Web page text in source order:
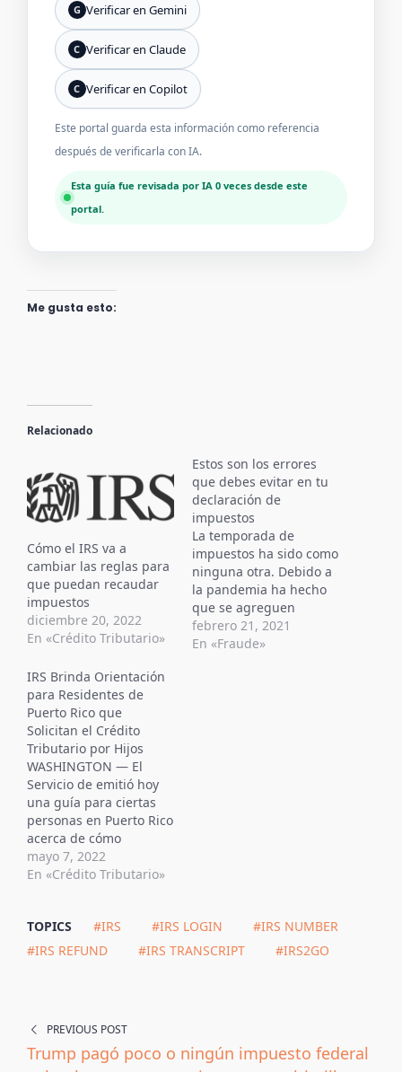
G Verificar en Gemini
C Verificar en Claude
C Verificar en Copilot
Este portal guarda esta información como referencia
después de verificarla con IA.
Esta guía fue revisada por IA 0 veces desde este
portal.
Me gusta esto:
Relacionado
Cómo el IRS va a
cambiar las reglas para
que puedan recaudar
impuestos
diciembre 20, 2022
En «Crédito Tributario»
Estos son los errores
que debes evitar en tu
declaración de
impuestos
La temporada de
impuestos ha sido como
ninguna otra. Debido a
la pandemia ha hecho
que se agreguen
diferentes
declaraciones en los
febrero 21, 2021
En «Fraude»
IRS Brinda Orientación
para Residentes de
Puerto Rico que
Solicitan el Crédito
Tributario por Hijos
WASHINGTON — El
Servicio de emitió hoy
una guía para ciertas
personas en Puerto Rico
acerca de cómo
presentar y reclamar los
pagos del Crédito
a recibir bajo la Ley del
Plan de Rescate
mayo 7, 2022
En «Crédito Tributario»
TOPICS #IRS #IRS LOGIN
#IRS NUMBER
#IRS REFUND
#IRS TRANSCRIPT #IRS2GO
PREVIOUS POST
Trump pagó poco o ningún impuesto federal